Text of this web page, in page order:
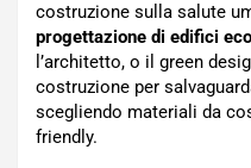
costruzione sulla salute
progettazione di edifici
l’architetto, o il green
costruzione per
scegliendo materiali da
friendly.